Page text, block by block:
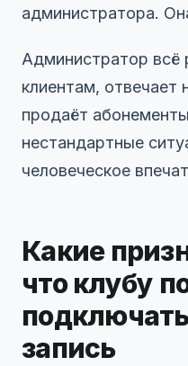
администратора.
Администратор всё
клиентам,
продаёт
нестандартные
человеческое
Какие
что клубу
запись